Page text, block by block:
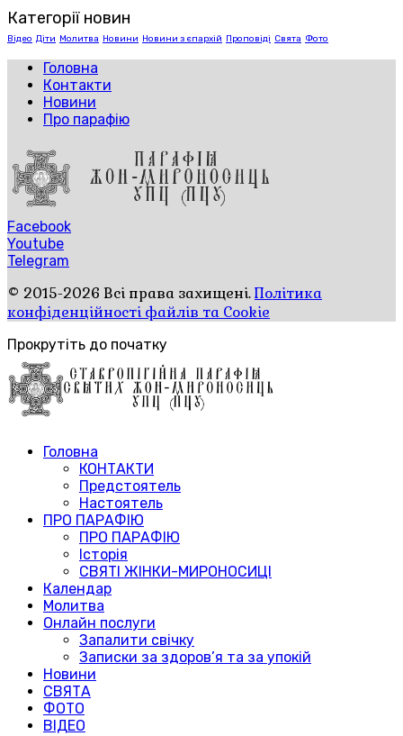
Категорії новин
Відео Діти Молитва Новини Новини з єпархій Проповіді Свята Фото
Головна
Контакти
Новини
Про парафію
Facebook
Youtube
Telegram
© 2015-2026 Всі права захищені.Політика
конфіденційності файлів та Cookie
Прокрутіть до початку
Головна
КОНТАКТИ
Предстоятель
Настоятель
ПРО ПАРАФІЮ
ПРО ПАРАФІЮ
Історія
СВЯТІ ЖІНКИ-МИРОНОСИЦІ
Календар
Молитва
Онлайн послуги
Запалити свічку
Записки за здоров’я та за упокій
Новини
СВЯТА
ФОТО
ВІДЕО